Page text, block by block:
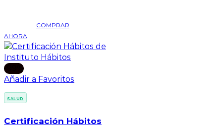
COMPRAR
AHORA
-99%
Añadir a Favoritos
Certificación Hábitos
SALUD